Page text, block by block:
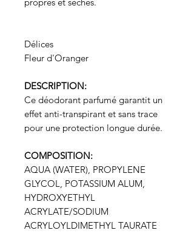
Délices
Fleur d'Oranger
DESCRIPTION:
Ce déodorant parfumé garantit un
effet anti-transpirant et sans trace
pour une protection longue durée.
COMPOSITION:
AQUA (WATER), PROPYLENE
GLYCOL, POTASSIUM ALUM,
HYDROXYETHYL
ACRYLATE/SODIUM
ACRYLOYLDIMETHYL TAURATE